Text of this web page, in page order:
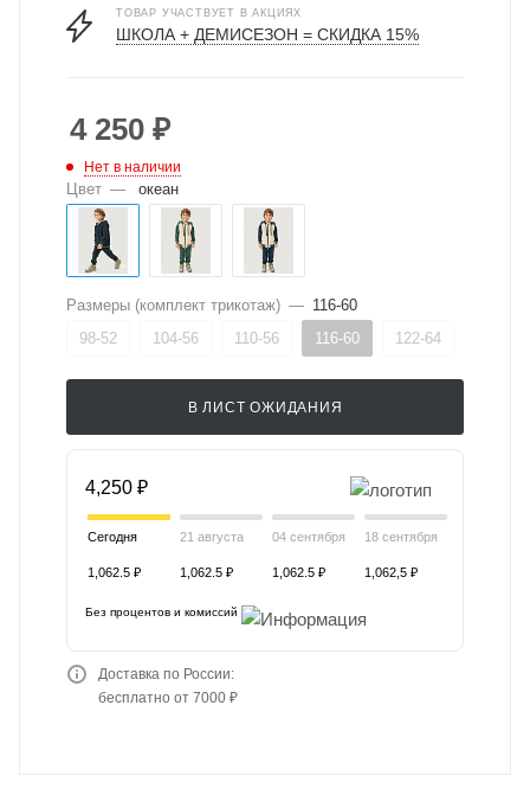
ТОВАР УЧАСТВУЕТ В АКЦИЯХ
ШКОЛА + ДЕМИСЕЗОН = СКИДКА 15%
4 250 ₽
Нет в наличии
Цвет — океан
Размеры (комплект трикотаж) — 116-60
98-52
104-56 110-56 116-60 122-64
В ЛИСТ ОЖИДАНИЯ
4,250 ₽
Сегодня
1,062.5 ₽
21 августа
1,062.5 ₽
04 сентября
1,062.5 ₽
18 сентября
1,062,5 ₽
Без процентов и комиссий
Доставка по России:
бесплатно от 7000 ₽